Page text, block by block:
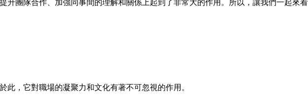
團隊合作、加強同事間的理解和關係上起到了非常大的作用。所以，讓我們一起來看
，它對職場的凝聚力和文化有著不可忽視的作用。